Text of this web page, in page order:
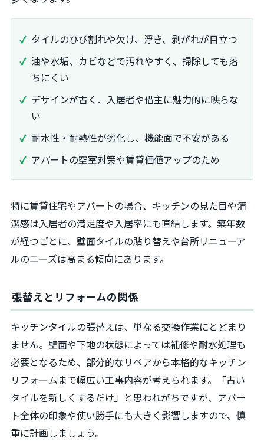
タイルのひび割れや欠け、浮き、剥がれが目立つ
油や水垢、カビなどで汚れやすく、掃除しても落
ちにくい
デザインが古く、入居者や借主に魅力的に映らな
い
耐水性・耐熱性が劣化し、機能面で不安がある
アパートの空室対策や賃貸価値アップのため
特に賃貸住宅やアパートの場合、キッチンの見た目や清
潔感は入居者の満足度や入居率にも直結します。築年数
が経つごとに、壁面タイルの貼り替えや台所リニューア
ルのニーズは高まる傾向にあります。
張替えとリフォームの関係
キッチンタイルの張替えは、単なる交換作業にとどまり
ません。壁面や下地の状態によっては補修や耐水処理も
必要となるため、部分的なリペアから本格的なキッチン
リフォームまで幅広い工事内容が考えられます。「古い
タイルを新しくするだけ」と思われがちですが、アパー
ト全体の印象や使い勝手にも大きく影響しますので、慎
重に計画しましょう。